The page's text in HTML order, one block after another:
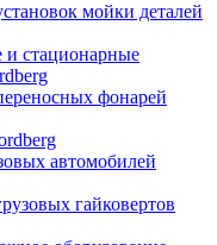
мойки деталей
стационарные
фонарей
автомобилей
гайковертов